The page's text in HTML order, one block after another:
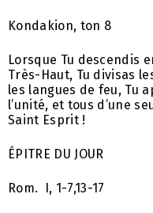
Kondakion, ton 8
Lorsque Tu descendis
Très-Haut, Tu divisas
les langues de feu, Tu
l’unité, et tous d’une
Saint Esprit !
ÉPITRE DU JOUR
Rom. I, 1-7,13-17